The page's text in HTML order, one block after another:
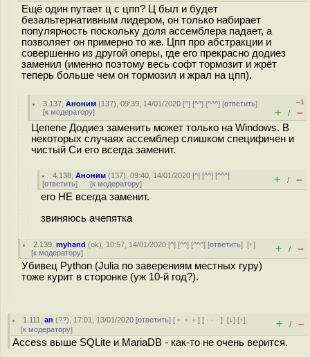
Ещё один путает ц с цпп? Ц был и будет
безальтернативным лидером, он только набирает
популярность поскольку доля ассемблера падает, а
позволяет он примерно то же. Цпп про абстракции и
совершенно из другой оперы, где его прекрасно додиез
заменил (именно поэтому весь софт тормозит и жрёт
теперь больше чем он тормозил и жрал на цпп).
3.137 ,Аноним (137), 09:39, 14/01/2020 [^] [^^] [^^^] [ответить]
[к модератору]
–1
+ / –
Цепепе Додиез заменить может только на Windows. В
некоторых случаях ассемблер слишком специфичен и
чистый Си его всегда заменит.
4.138 ,Аноним (137), 09:40, 14/01/2020 [^] [^^] [^^^]
[ответить] [к модератору] + / –
его НЕ всегда заменит.
звиняюсь ачепятка
2.139 ,myhand (ok), 10:57, 14/01/2020 [^] [^^] [^^^] [ответить][↑]
[к модератору] + / –
Убивец Python (Julia по заверениям местных гуру)
тоже курит в сторонке (уж 10-й год?).
1.111 ,an (??), 17:01, 13/01/2020 [ответить] [ ﹢﹢﹢] [ · · ·][↓] [↑]
[к модератору] + / –
Access выше SQLite и MariaDB - как-то не очень верится.